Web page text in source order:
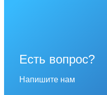
Есть вопрос?
Напишите нам